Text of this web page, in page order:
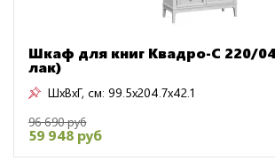
Шкаф для книг Квадро-С 220/
лак)
ШxВxГ, см: 99.5x204.7x42.1
96 690 руб
59 948 руб